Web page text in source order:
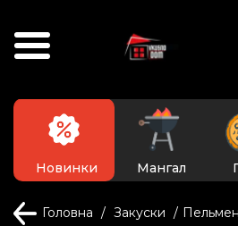
Новинки Мангал
Головна Закуски